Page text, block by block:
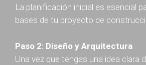
La planificación inicial es esencial
bases de tu proyecto de
Paso 2: Diseño y Arquitectura
Una vez que tengas una idea clara